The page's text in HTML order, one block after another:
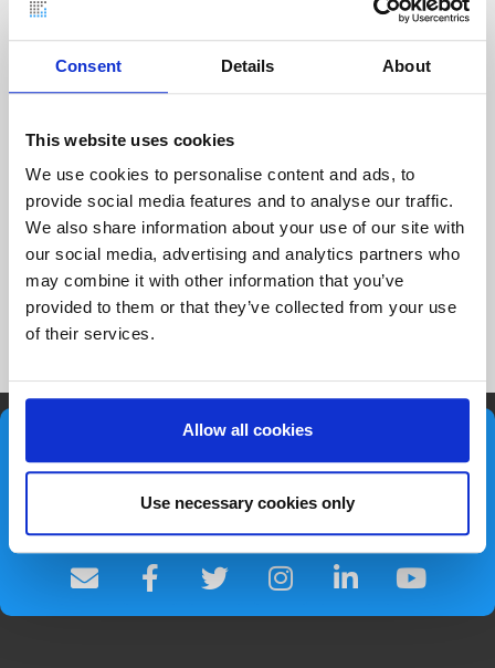
Consent Details About
This website uses cookies
We use cookies to personalise content and ads, to
provide social media features and to analyse our traffic.
We also share information about your use of our site with
our social media, advertising and analytics partners who
may combine it with other information that you’ve
provided to them or that they’ve collected from your use
of their services.
Allow all cookies
Use necessary cookies only
von Ihnen definiertes
Koordinatensystem
transformieren. Die
automatisch neu
berechnet.
Im Video zeigen wir
Ihnen wie’s
funktioniert.
SIE WOLLEN IMMER AUF DEM NEUSTEN STAND
abonnieren Sie unseren Newsletter!